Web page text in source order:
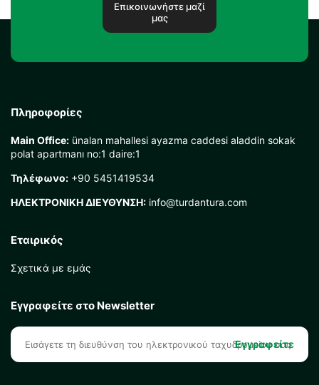
Επικοινωνήστε μαζί
μας
Πληροφορίες
Main Office: ünalan mahallesi ayazma caddesi aladdin sokak
polat apartmanı no:1 daire:1
Τηλέφωνο: +90 5451419534
ΗΛΕΚΤΡΟΝΙΚΗ ΔΙΕΥΘΥΝΣΗ: info@turdantura.com
Εταιρικός
Σχετικά με εμάς
Εγγραφείτε στο Newsletter
Εγγραφείτε